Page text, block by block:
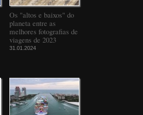
Os "altos e baixos" do
planeta entre as
melhores fotografias de
viagens de 2023
31.01.2024